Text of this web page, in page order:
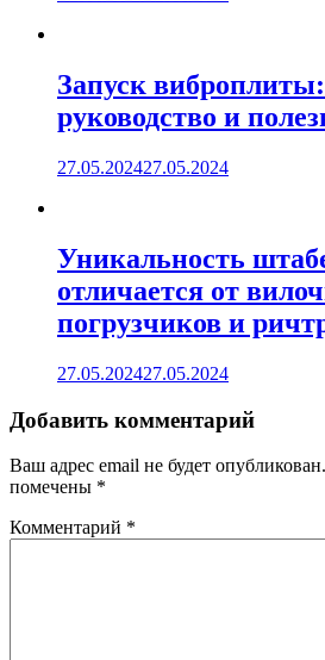
Запуск
руководство и
27.05.202427.05.2024
Уникальность
отличается от
погрузчиков и
27.05.202427.05.2024
Добавить комментарий
Ваш адрес email не будет опубликован.
помечены *
Комментарий *